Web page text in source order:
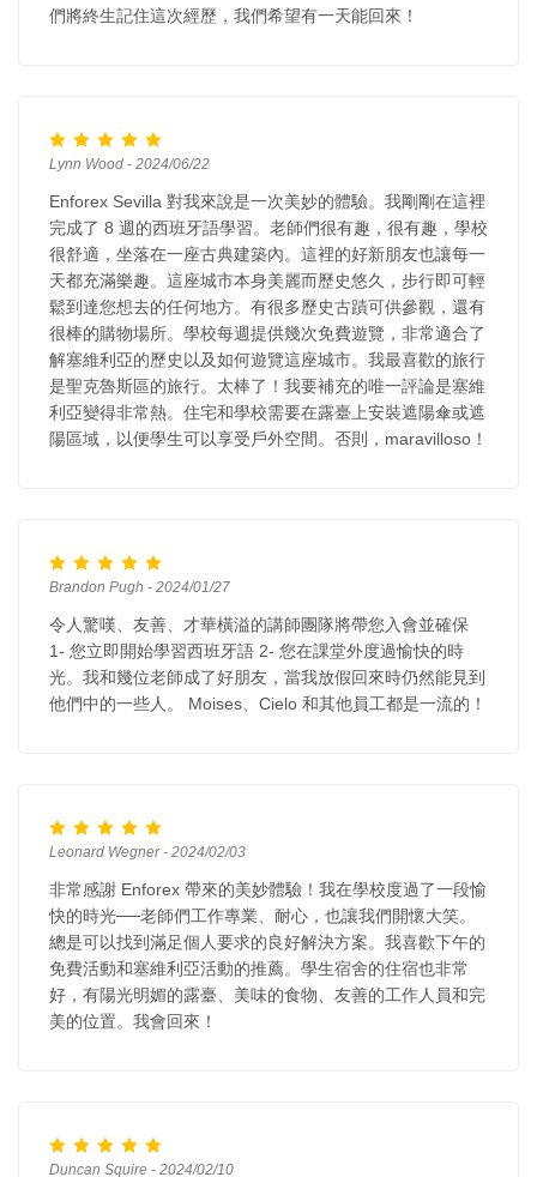
們將終生記住這次經歷，我們希望有一天能回來！
Lynn Wood - 2024/06/22
Enforex Sevilla 對我來說是一次美妙的體驗。我剛剛在這裡
完成了 8 週的西班牙語學習。老師們很有趣，很有趣，學校
很舒適，坐落在一座古典建築內。這裡的好新朋友也讓每一
天都充滿樂趣。這座城市本身美麗而歷史悠久，步行即可輕
鬆到達您想去的任何地方。有很多歷史古蹟可供參觀，還有
很棒的購物場所。學校每週提供幾次免費遊覽，非常適合了
解塞維利亞的歷史以及如何遊覽這座城市。我最喜歡的旅行
是聖克魯斯區的旅行。太棒了！我要補充的唯一評論是塞維
利亞變得非常熱。住宅和學校需要在露臺上安裝遮陽傘或遮
陽區域，以便學生可以享受戶外空間。否則，maravilloso！
Brandon Pugh - 2024/01/27
令人驚嘆、友善、才華橫溢的講師團隊將帶您入會並確保
1- 您立即開始學習西班牙語 2- 您在課堂外度過愉快的時
光。我和幾位老師成了好朋友，當我放假回來時仍然能見到
他們中的一些人。 Moises、Cielo 和其他員工都是一流的！
Leonard Wegner - 2024/02/03
非常感謝 Enforex 帶來的美妙體驗！我在學校度過了一段愉
快的時光──老師們工作專業、耐心，也讓我們開懷大笑。
總是可以找到滿足個人要求的良好解決方案。我喜歡下午的
免費活動和塞維利亞活動的推薦。學生宿舍的住宿也非常
好，有陽光明媚的露臺、美味的食物、友善的工作人員和完
美的位置。我會回來！
Duncan Squire - 2024/02/10